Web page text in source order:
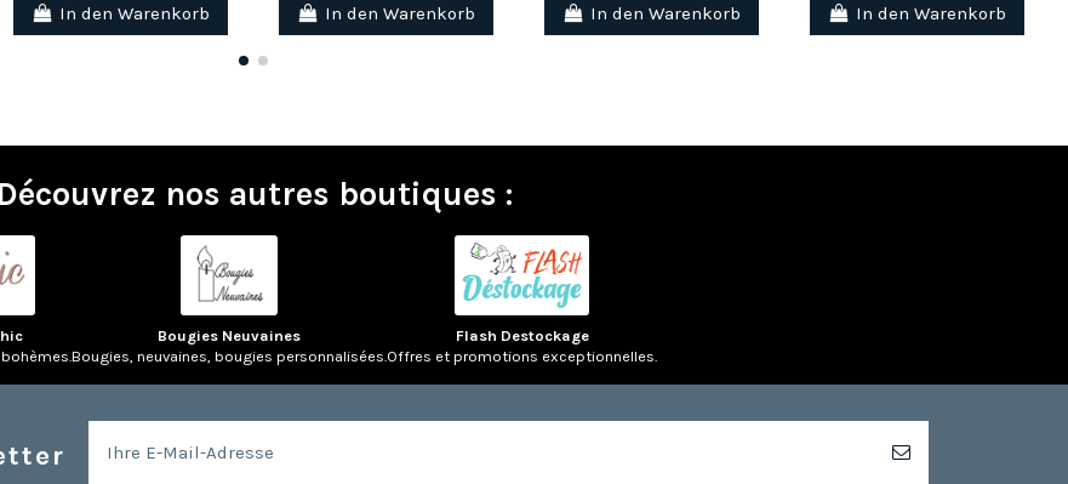
In den Warenkorb In den Warenkorb In den Warenkorb In den Warenkorb
Découvrez nos autres boutiques :
Bougies Neuvaines
Bougies, neuvaines, bougies personnalisées.
Flash Destockage
Offres et promotions exceptionnelles.